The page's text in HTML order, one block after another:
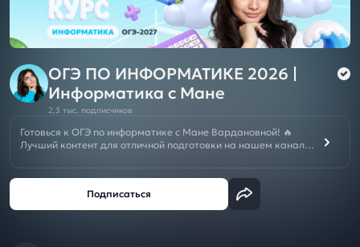
Полезные
материалы
Проверка
сочинений
Тех
и
ОГЭ ПО ИНФОРМАТИКЕ 2026 |
Информатика с Мане
2,3 тыс. подписчиков
Готовься к ОГЭ по информатике с Мане Вардановной! 🔥
Лучший контент для отличной подготовки на нашем канале.
🚨ПОДКЛЮЧИ ЩЕЛЧОК к ЕГЭ/ОГЭ 2026 БЕСПЛАТНО ➡️
ИЛИ